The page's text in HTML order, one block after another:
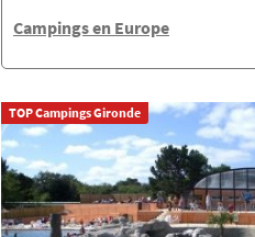
Campings en Europe
TOP Campings Gironde